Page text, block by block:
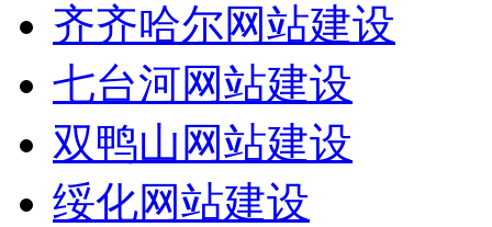
齐齐哈尔网站建设
七台河网站建设
双鸭山网站建设
绥化网站建设